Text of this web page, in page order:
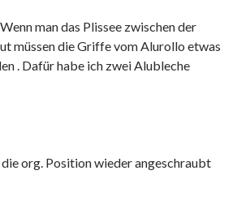
man das Plissee zwischen der
müssen die Griffe vom Alurollo etwas
. Dafür habe ich zwei Alubleche
die org. Position wieder angeschraubt